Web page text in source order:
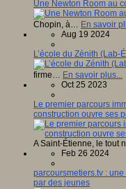
Une Newton Room au
Chopin, à… En savoir
Aug 19 2024
L’école du Zénith (Lab-
firme… En savoir plus...
Oct 25 2023
Le premier parcours
construction ouvre ses
A Saint-Étienne, le tout
Feb 26 2024
parcoursmetiers.tv :
par des jeunes